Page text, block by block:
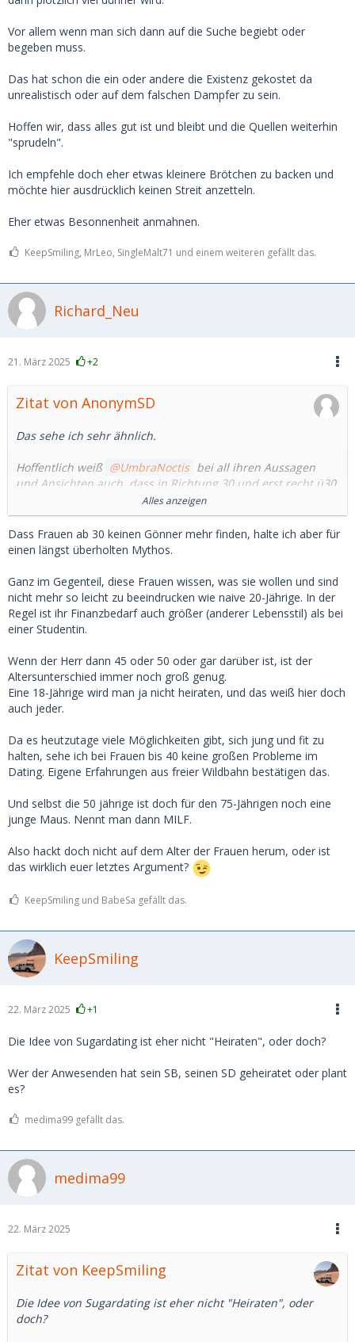
Vor allem wenn man sich dann auf die Suche begiebt oder
begeben muss.
Das hat schon die ein oder andere die Existenz gekostet da
unrealistisch oder auf dem falschen Dampfer zu sein.
Hoffen wir, dass alles gut ist und bleibt und die Quellen weiterhin
"sprudeln".
Ich empfehle doch eher etwas kleinere Brötchen zu backen und
möchte hier ausdrücklich keinen Streit anzetteln.
Eher etwas Besonnenheit anmahnen.
KeepSmiling, MrLeo, SingleMalt71 und einem weiteren gefällt das.
Richard_Neu
21. März 2025 +2
Zitat von AnonymSD
Das sehe ich sehr ähnlich.
Hoffentlich weiß UmbraNoctis bei all ihren Aussagen
und Ansichten auch, dass in Richtung 30 und erst recht ü30
das Eis dann plötzlich viel dünner wird.
Vor allem wenn man sich dann auf die Suche begiebt oder
begeben muss.
Das hat schon die ein oder andere die Existenz gekostet da
unrealistisch oder auf dem falschen Dampfer zu sein.
Hoffen wir, dass alles gut ist und bleibt und die Quellen
Ich empfehle doch eher etwas kleinere Brötchen zu backen
und möchte hier ausdrücklich keinen Streit anzetteln.
Eher etwas Besonnenheit anmahnen.
Alles anzeigen
Dass Frauen ab 30 keinen Gönner mehr finden, halte ich aber für
einen längst überholten Mythos.
Ganz im Gegenteil, diese Frauen wissen, was sie wollen und sind
nicht mehr so leicht zu beeindrucken wie naive 20-Jährige. In der
Regel ist ihr Finanzbedarf auch größer (anderer Lebensstil) als bei
einer Studentin.
Wenn der Herr dann 45 oder 50 oder gar darüber ist, ist der
Altersunterschied immer noch groß genug.
Eine 18-Jährige wird man ja nicht heiraten, und das weiß hier doch
auch jeder.
Da es heutzutage viele Möglichkeiten gibt, sich jung und fit zu
halten, sehe ich bei Frauen bis 40 keine großen Probleme im
Dating. Eigene Erfahrungen aus freier Wildbahn bestätigen das.
Und selbst die 50 jährige ist doch für den 75-Jährigen noch eine
junge Maus. Nennt man dann MILF.
Also hackt doch nicht auf dem Alter der Frauen herum, oder ist
das wirklich euer letztes Argument?
KeepSmiling und BabeSa gefällt das.
KeepSmiling
22. März 2025 +1
Die Idee von Sugardating ist eher nicht "Heiraten", oder doch?
Wer der Anwesenden hat sein SB, seinen SD geheiratet oder plant
es?
medima99 gefällt das.
medima99
22. März 2025
Zitat von KeepSmiling
Die Idee von Sugardating ist eher nicht "Heiraten", oder
doch?